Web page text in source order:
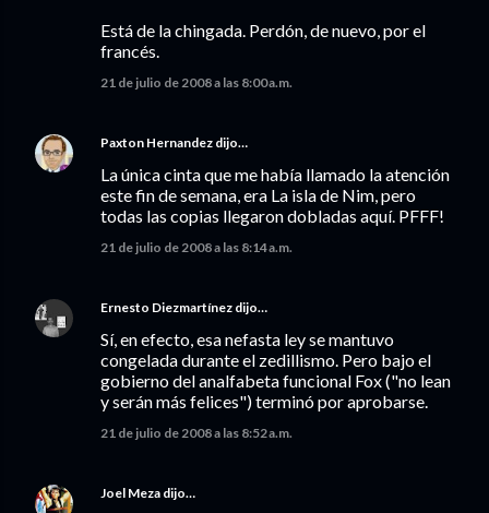
Está de la chingada. Perdón, de nuevo, por el
francés.
21 de julio de 2008 a las 8:00 a.m.
Paxton Hernandez dijo…
La única cinta que me había llamado la atención
este fin de semana, era La isla de Nim, pero
todas las copias llegaron dobladas aquí. PFFF!
21 de julio de 2008 a las 8:14 a.m.
Ernesto Diezmartínez dijo…
Sí, en efecto, esa nefasta ley se mantuvo
congelada durante el zedillismo. Pero bajo el
gobierno del analfabeta funcional Fox ("no lean
y serán más felices") terminó por aprobarse.
21 de julio de 2008 a las 8:52 a.m.
Joel Meza dijo…